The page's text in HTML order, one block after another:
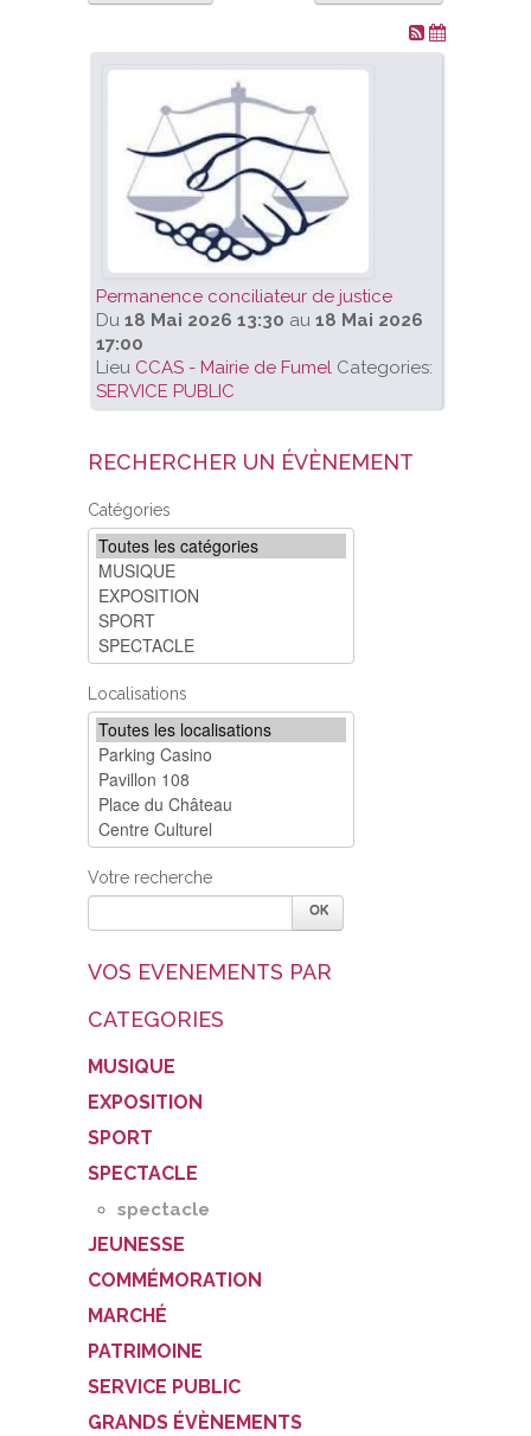
VOS DEMARCHES
VIE SCOLAIRE
SOCIAL
SPORTS ET LOISIRS
CULTURE ET PATRIMOINE
DÉCISIONS & DÉLIBÉRATIONS
Permanence conciliateur de justice
Du 18 Mai 2026 13:30 au 18 Mai 2026
17:00
Lieu CCAS - Mairie de Fumel Categories:
SERVICE PUBLIC
RECHERCHER UN ÉVÈNEMENT
Catégories
Localisations
Votre recherche
VOS EVENEMENTS PAR
CATEGORIES
MUSIQUE
EXPOSITION
SPORT
SPECTACLE
spectacle
JEUNESSE
COMMÉMORATION
MARCHÉ
PATRIMOINE
SERVICE PUBLIC
GRANDS ÉVÈNEMENTS